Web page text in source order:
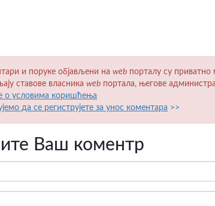
и поруке објављени на wеb порталу су
ставове власника wеb портала, његове
о условима коришћења
да се региструјете за унос коментара >>
Ваш коментр